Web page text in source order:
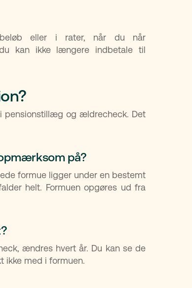
eller i rater, når du når
du kan ikke længere indbetale til
pensionstillæg og ældrecheck. Det
på?
formue ligger under en bestemt
helt. Formuen opgøres ud fra
ændres hvert år. Du kan se de
ikke med i formuen.